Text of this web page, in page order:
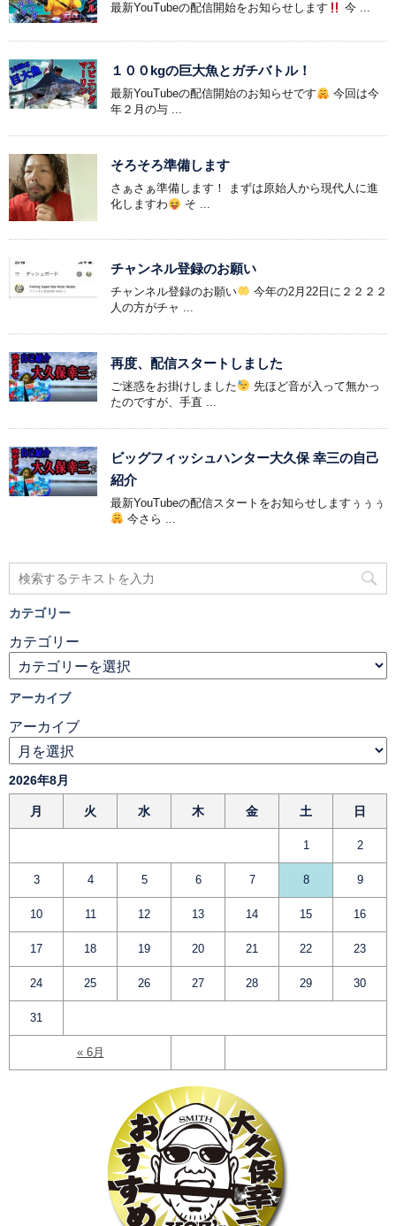
最新YouTubeの配信開始をお知らせします 今 ...
１００kgの巨大魚とガチバトル！
最新YouTubeの配信開始のお知らせです
今回は今
年２月の与 ...
そろそろ準備します
さぁさぁ準備します！ まずは原始人から現代人に進
化しますわ
そ ...
チャンネル登録のお願い
チャンネル登録のお願い
今年の2月22日に２２２２
人の方がチャ ...
再度、配信スタートしました
ご迷惑をお掛けしました
先ほど音が入って無かっ
たのですが、手直 ...
ビッグフィッシュハンター大久保 幸三の自己
紹介
最新YouTubeの配信スタートをお知らせしますぅぅぅ
今さら ...
カテゴリー
カテゴリー
アーカイブ
アーカイブ
2026年8月
月 火 水 木 金 土 日
« 6月
1 2
3 4 5 6 7 8 9
10 11 12 13 14 15 16
17 18 19 20 21 22 23
24 25 26 27 28 29 30
31